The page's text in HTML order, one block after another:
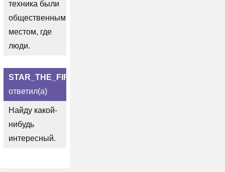
техника были
общественным
местом, где
люди.
STAR_THE_FIRE
ответил(а)
Найду какой-
нибудь
интересный.